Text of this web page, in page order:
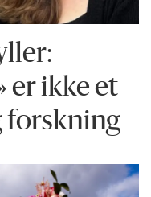
er ikke et
forskning